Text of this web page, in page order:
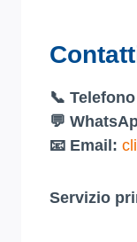
📞
💬
📧 Email:
Servizio